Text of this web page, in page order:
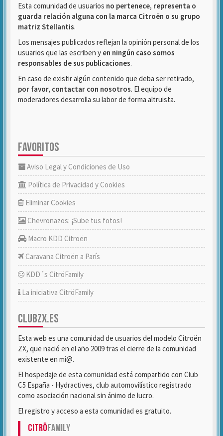
Esta comunidad de usuarios no pertenece, representa o
guarda relación alguna con la marca Citroën o su grupo
matriz Stellantis.
Los mensajes publicados reflejan la opinión personal de los
usuarios que las escriben y en ningún caso somos
responsables de sus publicaciones.
En caso de existir algún contenido que deba ser retirado,
por favor, contactar con nosotros. El equipo de
moderadores desarrolla su labor de forma altruista.
FAVORITOS
Aviso Legal y Condiciones de Uso
Política de Privacidad y Cookies
Eliminar Cookies
Chevronazos: ¡Sube tus fotos!
Macro KDD Citroën
Caravana Citroën a París
KDD´s CitröFamily
La iniciativa CitröFamily
CLUBZX.ES
Esta web es una comunidad de usuarios del modelo Citroën
ZX, que nació en el año 2009 tras el cierre de la comunidad
existente en mi@.
El hospedaje de esta comunidad está compartido con Club
C5 España - Hydractives, club automovilístico registrado
como asociación nacional sin ánimo de lucro.
El registro y acceso a esta comunidad es gratuito.
CitröFamily